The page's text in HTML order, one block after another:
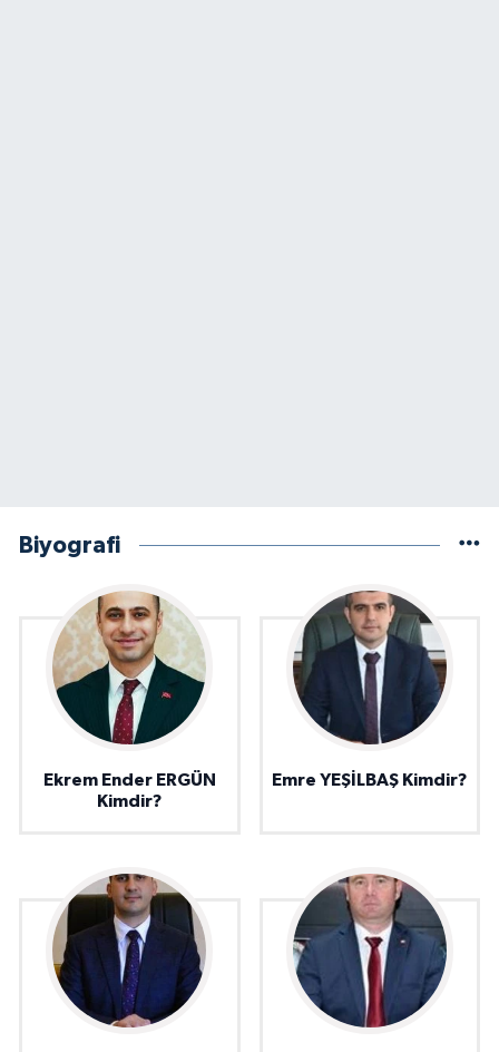
Biyografi
Ekrem Ender ERGÜN
Kimdir?
Emre YEŞİLBAŞ Kimdir?